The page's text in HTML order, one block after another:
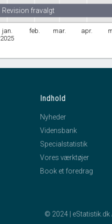
jan.
2025
feb. mar. apr.
Revision fravalgt
Indhold
Nyheder
Vidensbank
Specialstatistik
Vores værktøjer
Book et foredrag
© 2024 | eStatistik.dk